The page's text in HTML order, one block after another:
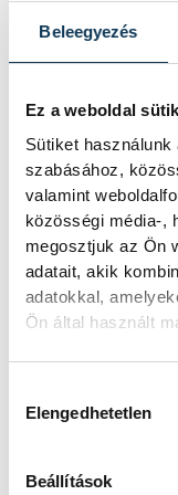
Beleegyezés
Ez a weboldal
Sütiket
szabásához,
valamint
közösségi média-,
megosztjuk az Ön
adatait, akik
adatokkal,
Ön által használt
Elengedhetetlen
Beállítások
Egy
lett az
A Balatoni
strandétele
eddiginél
étellel
a
Hatalmas
inflációs